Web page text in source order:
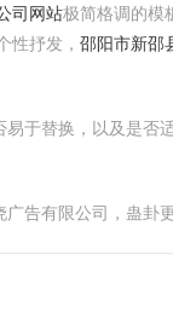
司网站极简格调的模
性抒发， 邵阳市新邵
于替换，以及是否
告有限公司，蛊卦更